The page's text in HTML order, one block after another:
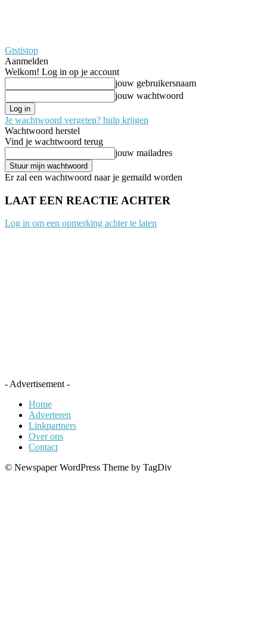
Gtstistop
Aanmelden
Welkom! Log in op je account
jouw gebruikersnaam
jouw wachtwoord
Je wachtwoord vergeten? hulp krijgen
Wachtwoord herstel
Vind je wachtwoord terug
jouw mailadres
Er zal een wachtwoord naar je gemaild worden
LAAT EEN REACTIE ACHTER
Log in om een opmerking achter te laten
- Advertisement -
Home
Adverteren
Linkpartners
Over ons
Contact
© Newspaper WordPress Theme by TagDiv